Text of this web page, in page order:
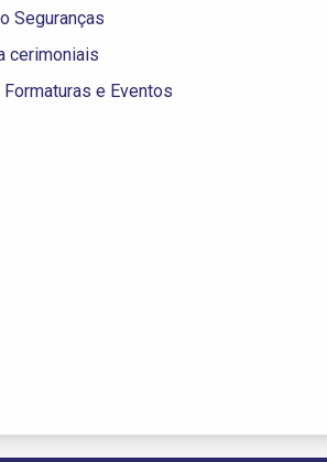
Seguranças
cerimoniais
Formaturas e Eventos